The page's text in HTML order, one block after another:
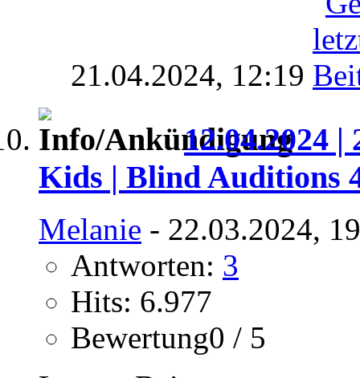
21.04.2024, 12:19
12.04.2024 |
Kids | Blind Auditions
Melanie - 22.03.2024,
Antworten: 3
Hits: 6.977
Bewertung0 / 5